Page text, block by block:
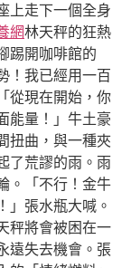
上走下一個全身
網林天秤的狂熱
踢開咖啡館的
！我已經用一百
從現在開始，你
能量！」牛土豪
扭曲，與一種夾
了荒謬的雨。雨
。「不行！金牛
」張水瓶大喊。
秤將會被困在一
遠失去機會。張